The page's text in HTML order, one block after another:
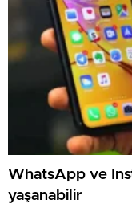
WhatsApp ve
yaşanabilir